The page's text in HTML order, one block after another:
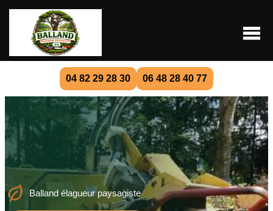
04 82 29 28 30 06 48 28 40 77
Balland élagueur paysagiste